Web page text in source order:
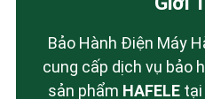
Bảo Hành Điện Máy
cung cấp dịch vụ bảo
sản phẩm HAFELEtại